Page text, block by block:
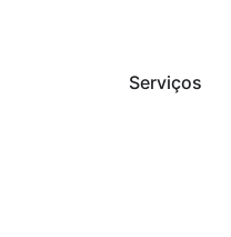
Serviços